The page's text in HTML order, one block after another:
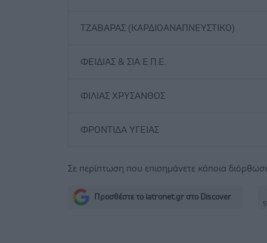
ΤΖΑΒΑΡΑΣ (ΚΑΡΔΙΟΑΝΑΠΝΕΥΣΤΙΚΟ)
ΦΕΙΔΙΑΣ & ΣΙΑ Ε.Π.Ε.
ΦΙΛΙΑΣ ΧΡΥΣΑΝΘΟΣ
ΦΡΟΝΤΙΔΑ ΥΓΕΙΑΣ
Σε περίπτωση που επισημάνετε κάποια
Προσθέστε το iatronet.gr στο Discover